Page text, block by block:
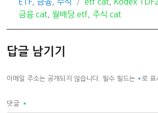
테
그
금융 cat
월배당 etf 주식 cat
답글 남기기
이메일 주소는 공개되지 않습니다. 필수 필드는 *로 표
댓글 *